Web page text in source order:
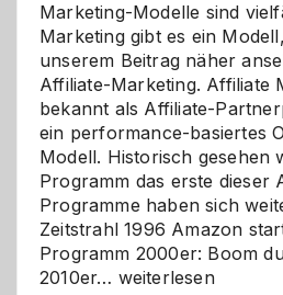
Marketing-Modelle sind
Marketing gibt es ein
unserem Beitrag näher
Affiliate-Marketing. Affiliate
bekannt als Affiliate-
ein performance-basiertes
Modell. Historisch gesehen
Programm das erste dieser
Programme haben sich
Zeitstrahl 1996 Amazon
Programm 2000er: Boom
2010er… Affiliate-
weiterlesen